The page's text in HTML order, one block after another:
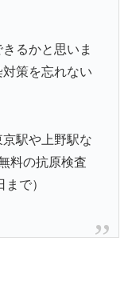
るかと思いま
策を忘れない
駅や上野駅な
料の抗原検査
で）